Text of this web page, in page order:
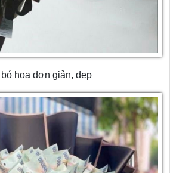
hoa đơn giản, đẹp